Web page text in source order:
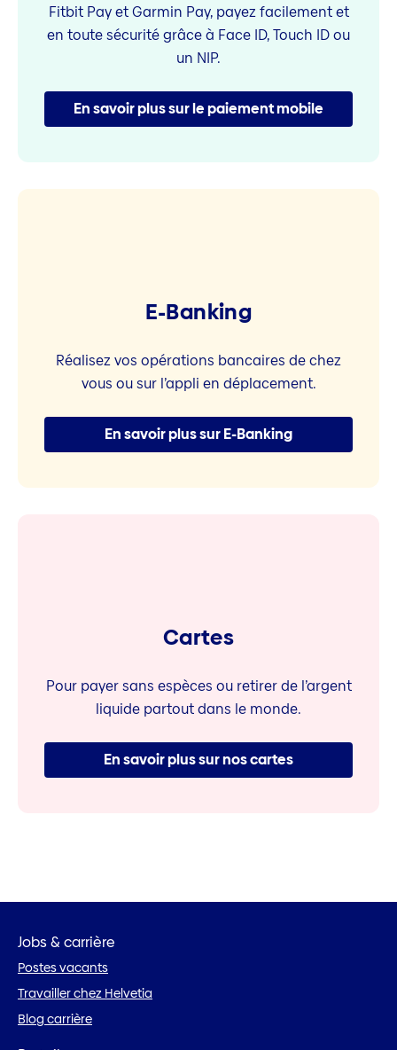
Fitbit Pay et Garmin Pay, payez facilement et
en toute sécurité grâce à Face ID, Touch ID ou
un NIP.
En savoir plus sur le paiement mobile
E-Banking
Réalisez vos opérations bancaires de chez
vous ou sur l’appli en déplacement.
En savoir plus sur E-Banking
Cartes
Pour payer sans espèces ou retirer de l’argent
liquide partout dans le monde.
En savoir plus sur nos cartes
Jobs & carrière
Postes vacants
Travailler chez Helvetia
Blog carrière